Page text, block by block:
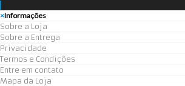
×Informações
Sobre a Loja
Sobre a Entrega
Privacidade
Termos e Condições
Entre em contato
Mapa da Loja